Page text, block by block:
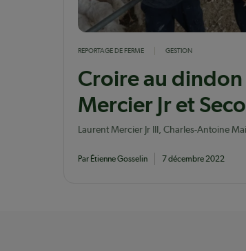
REPORTAGE DE FERME GESTION
Croire au dindon
Mercier Jr et
Laurent Mercier Jr III, Charles-Antoine
Par Étienne Gosselin 7 décembre 2022